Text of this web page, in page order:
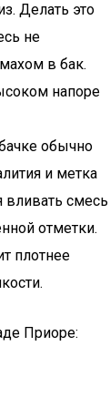
Делать это
не
в бак.
напоре
обычно
и метка
вливать смесь
отметки.
плотнее
Приоре: